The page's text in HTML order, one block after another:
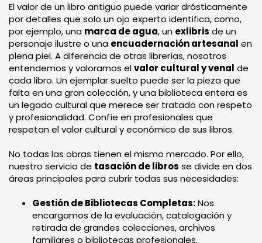
El valor de un libro antiguo puede variar drásticamente
por detalles que solo un ojo experto identifica, como,
por ejemplo, una marca de agua, un exlibris de un
personaje ilustre o una encuadernación artesanal en
plena piel. A diferencia de otras librerías, nosotros
entendemos y valoramos elvalor cultural y venal de
cada libro. Un ejemplar suelto puede ser la pieza que
falta en una gran colección, y una biblioteca entera es
un legado cultural que merece ser tratado con respeto
y profesionalidad. Confíe en profesionales que
respetan el valor cultural y económico de sus libros.
No todas las obras tienen el mismo mercado. Por ello,
nuestro servicio de tasación de libros se divide en dos
áreas principales para cubrir todas sus necesidades:
Gestión de Bibliotecas Completas:Nos
encargamos de la evaluación, catalogación y
retirada de grandes colecciones, archivos
familiares o bibliotecas profesionales.